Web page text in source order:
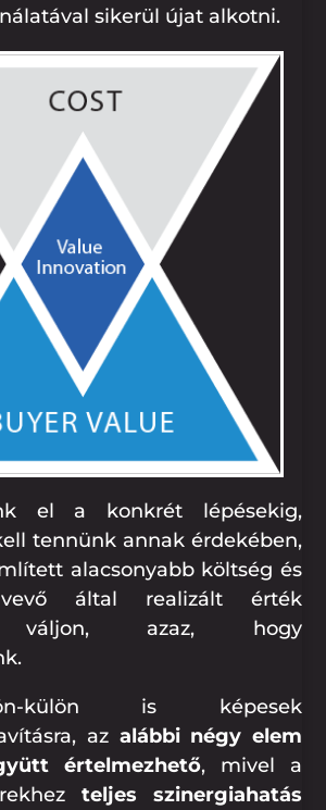
sikerül újat alkotni.
el a konkrét lépésekig,
tennünk annak érdekében,
alacsonyabb költség és
vevő által realizált érték
váljon, azaz, hogy
külön is képesek
az alábbi négy elem
értelmezhető, mivel a
teljes szinergiahatás